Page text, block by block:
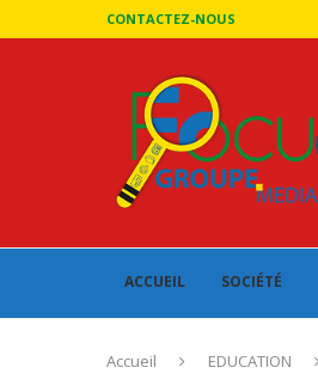
CONTACTEZ-NOUS
ACCUEIL SOCIÉTÉ
Accueil EDUCATION